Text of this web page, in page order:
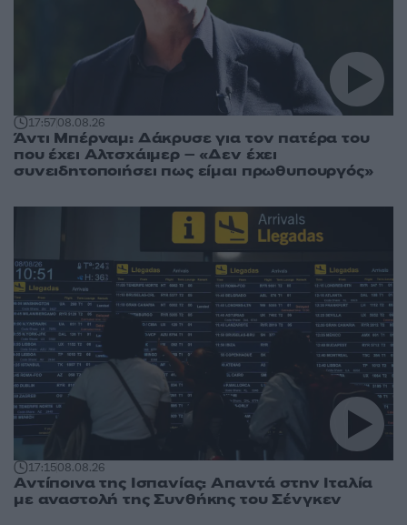
17:5708.08.26
Άντι Μπέρναμ: Δάκρυσε για τον πατέρα του
που έχει Αλτσχάιμερ – «Δεν έχει
συνειδητοποιήσει πως είμαι πρωθυπουργός»
17:1508.08.26
Αντίποινα της Ισπανίας: Απαντά στην Ιταλία
με αναστολή της Συνθήκης του Σένγκεν